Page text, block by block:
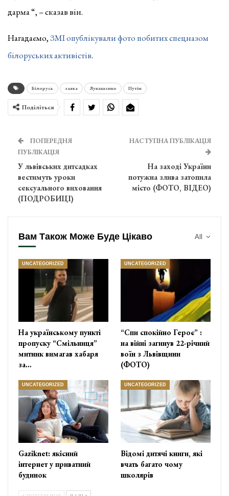
дарма “, – сказав він.
Нагадаємо,ЗМІ опублікували фото побитих спецназом
білоруських активістів.
Білорусь заява Лукашенко Путін
Поділіться
ПОПЕРЕДНЯ
ПУБЛІКАЦІЯ
У львівських дитсадках
вестимуть уроки
сексуального виховання
(ПОДРОБИЦІ)
НАСТУПНА ПУБЛІКАЦІЯ
На заході України
потужна злива затопила
місто (ФОТО, ВІДЕО)
All
Вам Також Може Буде Цікаво
UNCATEGORIZED
На українському пункті
пропуску “Смільниця”
митник вимагав хабаря
за…
UNCATEGORIZED
“Спи спокійно Героє” :
на війні загинув 22-річний
воїн з Львівщини
(ФОТО)
UNCATEGORIZED
Gaziknet: якісний
інтернет у приватний
будинок
UNCATEGORIZED
Відомі дитячі книги, які
вчать багато чому
школярів